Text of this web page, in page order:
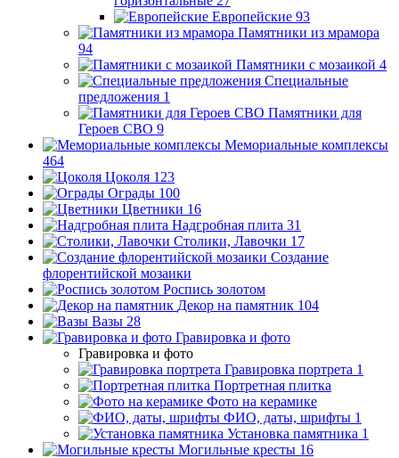
Европейские 93
Памятники из мрамора
94
Памятники с мозаикой 4
Специальные
предложения 1
Памятники для
Героев СВО 9
Мемориальные комплексы
464
Цоколя 123
Ограды 100
Цветники 16
Надгробная плита 31
Столики, Лавочки 17
Создание
флорентийской мозаики
Роспись золотом
Декор на памятник 104
Вазы 28
Гравировка и фото
Гравировка и фото
Гравировка портрета 1
Портретная плитка
Фото на керамике
ФИО, даты, шрифты 1
Установка памятника 1
Могильные кресты 16